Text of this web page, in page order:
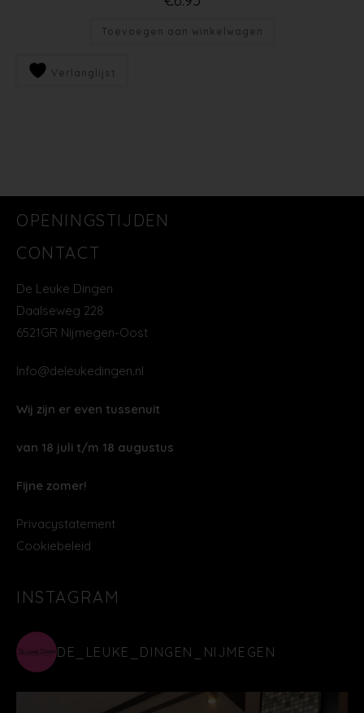
Toevoegen aan winkelwagen
Verlanglijst
OPENINGSTIJDEN
CONTACT
De Leuke Dingen
Daalseweg 228
6521GR Nijmegen-Oost
Info@deleukedingen.nl
Wij zijn er even tussenuit
van 18 juli t/m 18 augustus
Fijne zomer!
Privacystatement
Cookiebeleid
INSTAGRAM
DE_LEUKE_DINGEN_NIJMEGEN